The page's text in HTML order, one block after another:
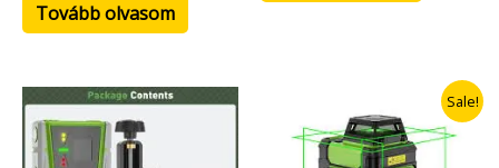
Tovább olvasom
Sale!
price
was:
54.900Ft.
Current
price
is:
44.900Ft.